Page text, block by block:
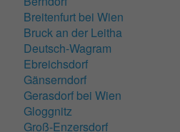
Breitenfurt bei Wien
Bruck an der Leitha
Deutsch-Wagram
Ebreichsdorf
Gänserndorf
Gerasdorf bei Wien
Gloggnitz
Groß-Enzersdorf